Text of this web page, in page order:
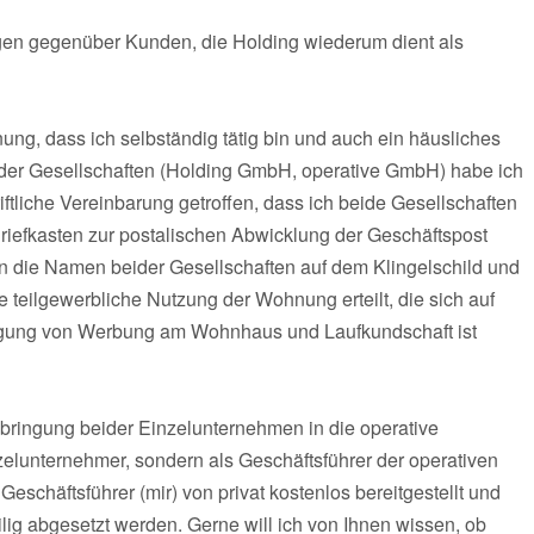
gegenüber Kunden, die Holding wiederum dient als
dass ich selbständig tätig bin und auch ein häusliches
Gesellschaften (Holding GmbH, operative GmbH) habe ich
Vereinbarung getroffen, dass ich beide Gesellschaften
zur postalischen Abwicklung der Geschäftspost
Namen beider Gesellschaften auf dem Klingelschild und
Nutzung der Wohnung erteilt, die sich auf
von Werbung am Wohnhaus und Laufkundschaft ist
beider Einzelunternehmen in die operative
sondern als Geschäftsführer der operativen
(mir) von privat kostenlos bereitgestellt und
abgesetzt werden. Gerne will ich von Ihnen wissen, ob